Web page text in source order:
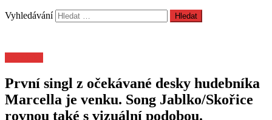
Vyhledávání
První singl z očekávané desky hudebníka
Marcella je venku. Song Jablko/Skořice
rovnou také s vizuální podobou.